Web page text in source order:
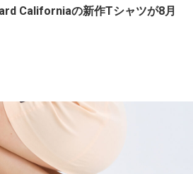
Californiaの新作Tシャツが8月